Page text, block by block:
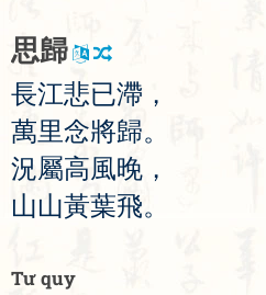
思歸
長江悲已滯 ，
萬里念將歸。
況屬高風晚 ，
山山黃葉飛。
Tư quy